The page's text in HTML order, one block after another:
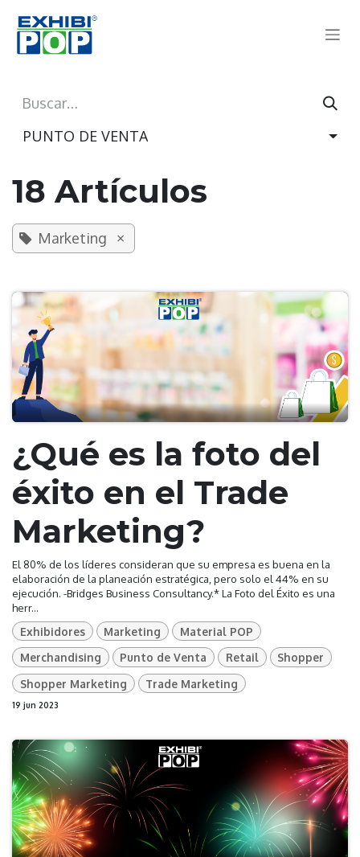
PUNTO DE VENTA
18 Artículos
Marketing ×
¿Qué es la foto del
éxito en el Trade
Marketing?
El 80% de los líderes consideran que su empresa es buena en la
elaboración de la planeación estratégica, pero solo el 44% en su
ejecución. -Bridges Business Consultancy.* La Foto del Éxito es una
herr...
Exhibidores Marketing
Material POP
Merchandising
Punto de Venta Retail
Shopper
Shopper Marketing
Trade Marketing
19 jun 2023